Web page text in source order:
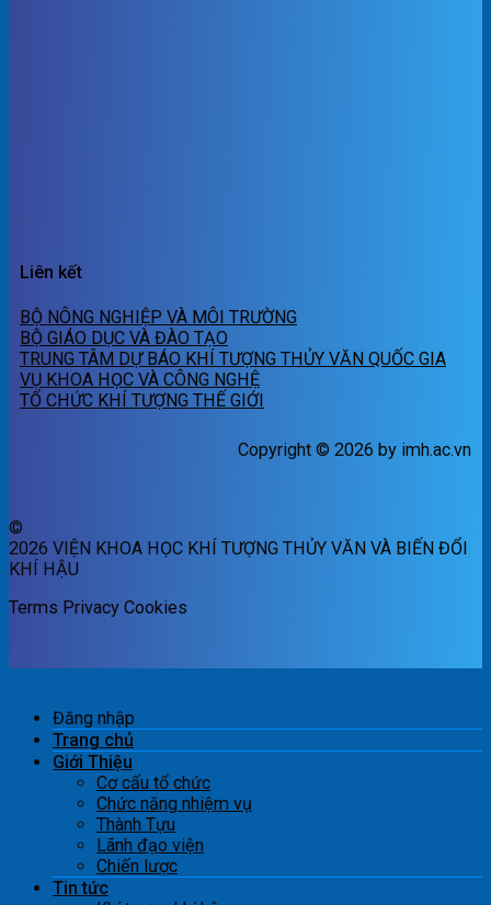
Liên kết
BỘ NÔNG NGHIỆP VÀ MÔI TRƯỜNG
BỘ GIÁO DỤC VÀ ĐÀO TẠO
TRUNG TÂM DỰ BÁO KHÍ TƯỢNG THỦY VĂN QUỐC GIA
VỤ KHOA HỌC VÀ CÔNG NGHỆ
TỔ CHỨC KHÍ TƯỢNG THẾ GIỚI
Copyright © 2026 by imh.ac.vn
©
2026 VIỆN KHOA HỌC KHÍ TƯỢNG THỦY VĂN VÀ BIẾN ĐỔI
KHÍ HẬU
Terms Privacy Cookies
Đăng nhập
Trang chủ
Giới Thiệu
Cơ cấu tổ chức
Chức năng nhiệm vụ
Thành Tựu
Lãnh đạo viện
Chiến lược
Tin tức